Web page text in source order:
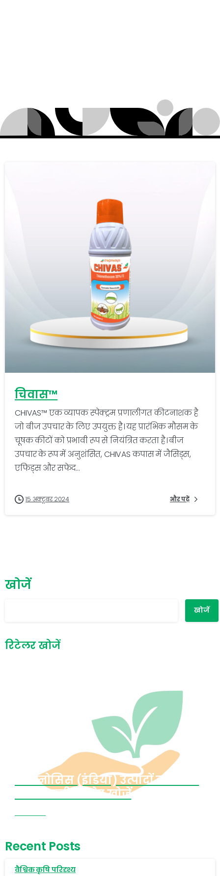
चिवास™
CHIVAS™ एक व्यापक स्पेक्ट्रम प्रणालीगत कीटनाशक है
जो बीज उपचार के लिए उपयुक्त है। यह प्रारंभिक मौसम के
चूषक कीटों को प्रभावी रूप से नियंत्रित करता है। बीज
उपचार के रूप में अनुशंसित, CHIVAS कपास में जैसिड्स,
एफिड्स और सफेद...
15 अक्टूबर 2024 और पढ़ें
खोजें
खोजें
रिटेलर खोजें
क्रॉपनोसिस (इंडिया) उत्पादों को बेचने
वाले स्थानीय स्टोर खोजें
Recent Posts
वैश्विक कृषि परिदृश्य